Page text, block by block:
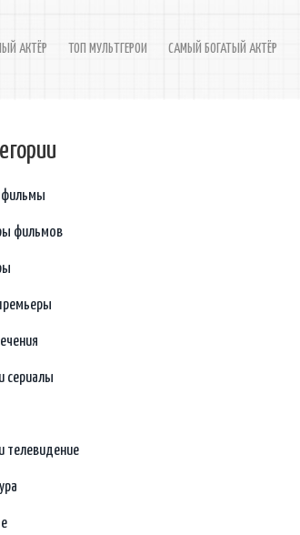
АКТЁР ТОП МУЛЬТГЕРОИ САМЫЙ БОГАТЫЙ АКТЁР
фильмов
сериалы
телевидение